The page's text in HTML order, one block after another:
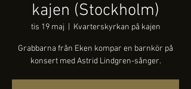
kajen (Stockholm)
tis 19 maj Kvarterskyrkan på kajen
Grabbarna från Eken kompar en barnkör på
konsert med Astrid Lindgren-sånger.